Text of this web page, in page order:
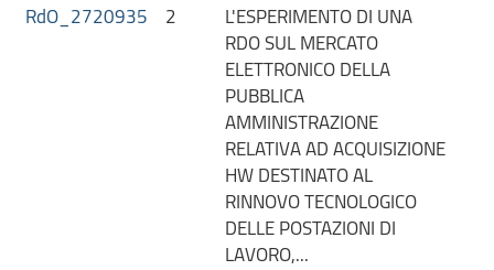
RdO_2720935
2
L'ESPERIMENTO DI UNA
RDO SUL MERCATO
ELETTRONICO DELLA
PUBBLICA
AMMINISTRAZIONE
RELATIVA AD ACQUISIZIONE
HW DESTINATO AL
RINNOVO TECNOLOGICO
DELLE POSTAZIONI DI
LAVORO,...